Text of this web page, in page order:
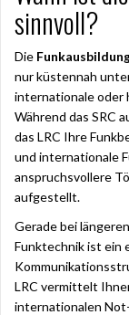
sinnvoll?
Die
nur küstennah
internationale oder
Während das SRC
das LRC Ihre
und internationale
anspruchsvollere
aufgestellt.
Gerade bei
Funktechnik ist ein
LRC vermittelt
internationalen